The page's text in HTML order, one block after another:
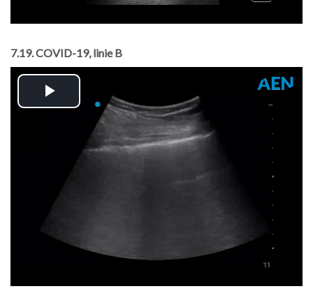
7.19. COVID-19, linie B
Play
Video